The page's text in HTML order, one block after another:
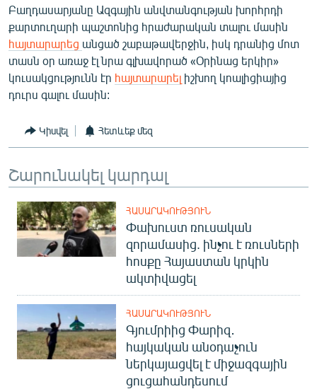
Հայերեն
English
Русский
ՀԵՏԵՎԵՔ ՄԵԶ
Բաղդասարյանը Ազգային անվտանգության խորհրդի
քարտուղարի պաշտոնից հրաժարական տալու մասին
հայտարարեց անցած շաբաթավերջին, իսկ դրանից մոտ
տասն օր առաջ էլ նրա գլխավորած «Օրինաց երկիր»
կուսակցությունն էր հայտարարել իշխող կոալիցիայից
դուրս գալու մասին:
Կիսվել Հետևեք մեզ
Շարունակել կարդալ
ՀԱՍԱՐԱԿՈՒԹՅՈՒՆ
Փախուստ ռուսական
զորամասից. ինչու է ռուսների
հոսքը Հայաստան կրկին
ակտիվացել
ՀԱՍԱՐԱԿՈՒԹՅՈՒՆ
Գյումրիից Փարիզ․
հայկական անօդաչուն
ներկայացվել է միջազգային
ցուցահանդեսում